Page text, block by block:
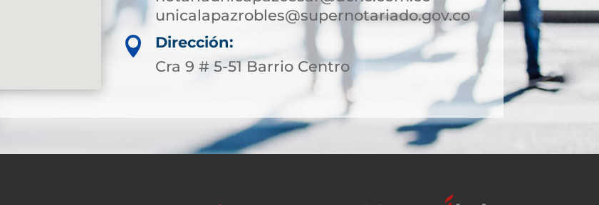
unicalapazrobles@supernotariado.gov.co

Dirección:
Cra 9 # 5-51 Barrio Centro